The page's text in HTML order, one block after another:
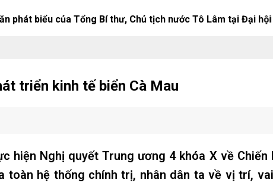
của Tổng Bí thư, Chủ tịch nước Tô Lâm tại Đại hội đại biểu
triển kinh tế biển Cà Mau
hiện Nghị quyết Trung ương 4 khóa X về
toàn hệ thống chính trị, nhân dân ta về vị trí,